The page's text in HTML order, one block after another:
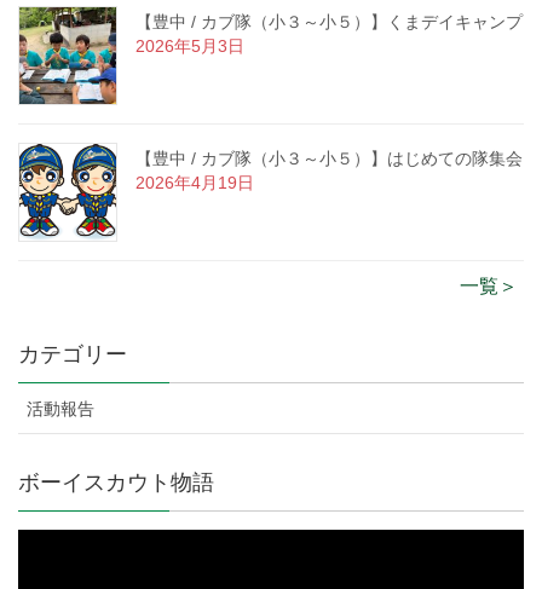
【豊中 / カブ隊（小３～小５）】くまデイキャンプ
2026年5月3日
【豊中 / カブ隊（小３～小５）】はじめての隊集会
2026年4月19日
一覧＞
カテゴリー
活動報告
ボーイスカウト物語